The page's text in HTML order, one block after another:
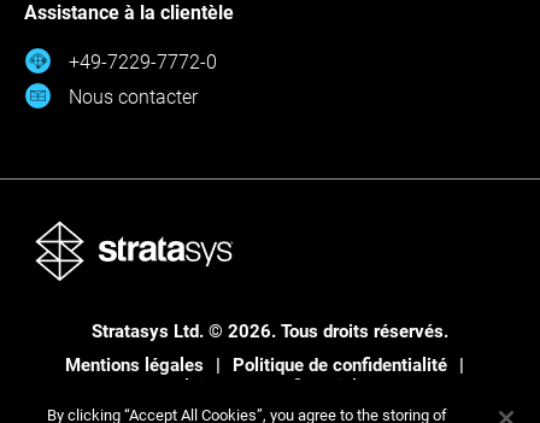
Assistance à la clientèle
+49-7229-7772-0
Nous contacter
Stratasys Ltd. © 2026. Tous droits réservés.
Mentions légales
Politique de confidentialité
Politique de confidentialité
By clicking “Accept All Cookies”, you agree to the storing of